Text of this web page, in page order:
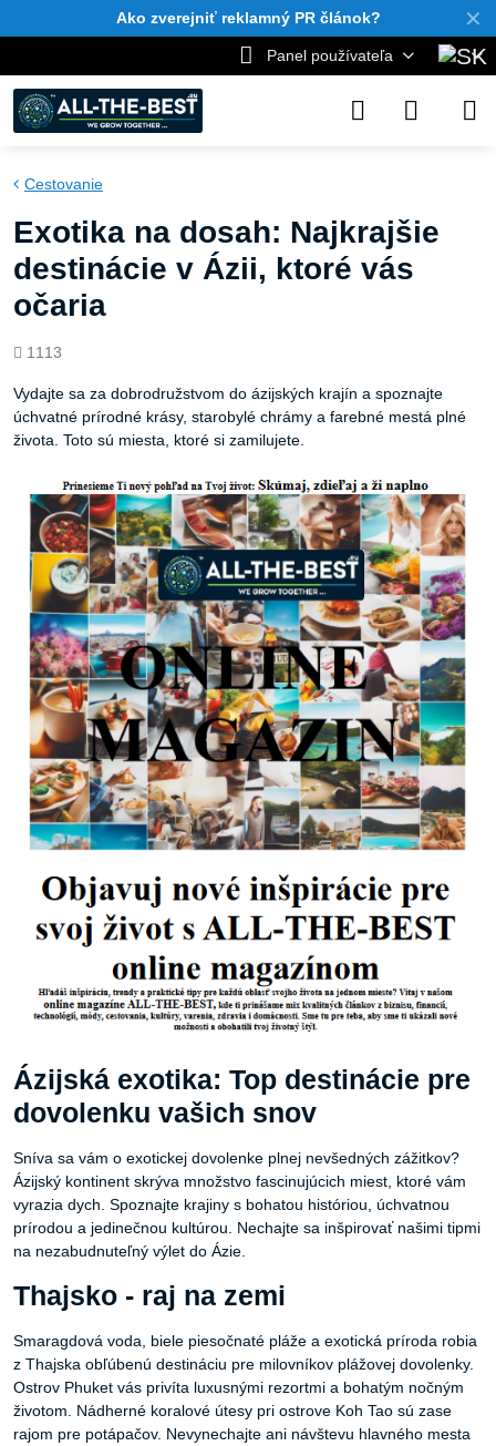
✕
Ako zverejniť reklamný PR článok?
Panel používateľa
Cestovanie
Exotika na dosah: Najkrajšie
destinácie v Ázii, ktoré vás
očaria
Počet
1113
Vydajte sa za dobrodružstvom do ázijských krajín a spoznajte
úchvatné prírodné krásy, starobylé chrámy a farebné mestá plné
života. Toto sú miesta, ktoré si zamilujete.
Ázijská exotika: Top destinácie pre
dovolenku vašich snov
Sníva sa vám o exotickej dovolenke plnej nevšedných zážitkov?
Ázijský kontinent skrýva množstvo fascinujúcich miest, ktoré vám
vyrazia dych. Spoznajte krajiny s bohatou históriou, úchvatnou
prírodou a jedinečnou kultúrou. Nechajte sa inšpirovať našimi tipmi
na nezabudnuteľný výlet do Ázie.
Thajsko - raj na zemi
Smaragdová voda, biele piesočnaté pláže a exotická príroda robia
z Thajska obľúbenú destináciu pre milovníkov plážovej dovolenky.
Ostrov Phuket vás privíta luxusnými rezortmi a bohatým nočným
životom. Nádherné koralové útesy pri ostrove Koh Tao sú zase
rajom pre potápačov. Nevynechajte ani návštevu hlavného mesta